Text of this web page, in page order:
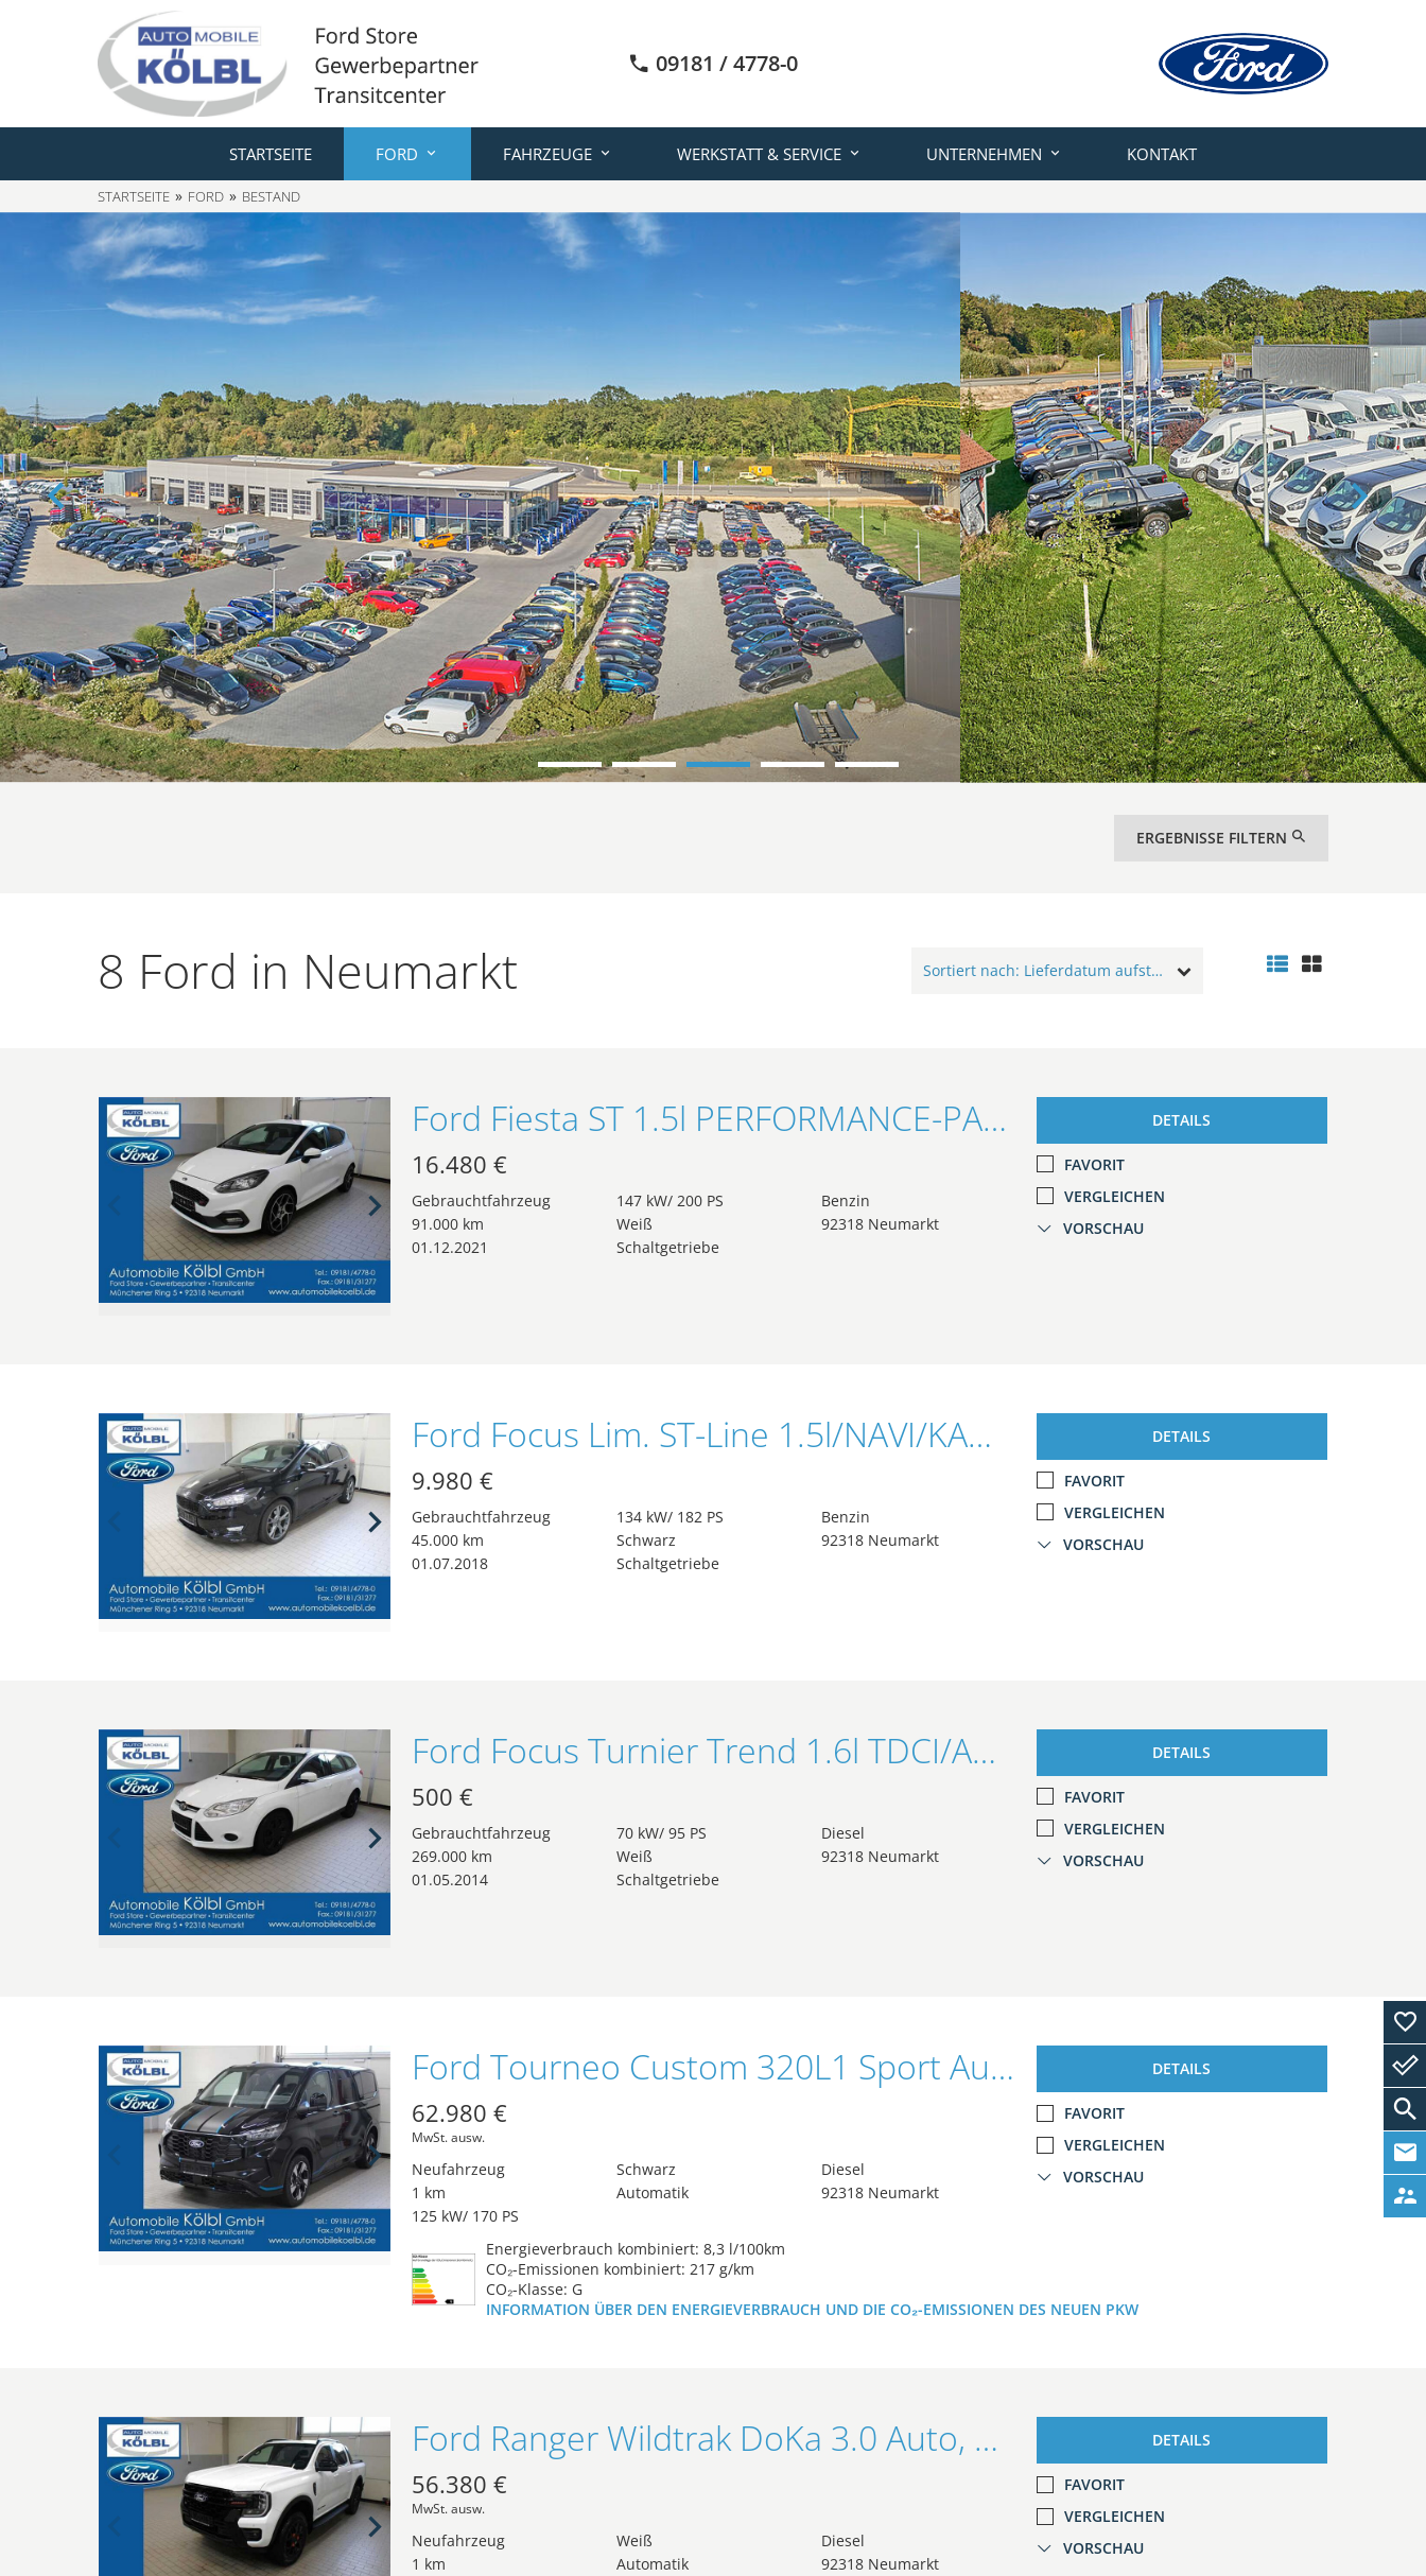
09181 / 4778-0
STARTSEITE FORD FAHRZEUGE WERKSTATT & SERVICE UNTERNEHMEN KONTAKT
STARTSEITE FORD BESTAND
ERGEBNISSE FILTERN
8 Ford in Neumarkt Sortiert nach: Lieferdatum aufsteigend
Ford Fiesta ST 1.5l PERFORMANCE-PAKET/RECARO/KAMERA/
16.480 €
Gebrauchtfahrzeug
91.000 km
01.12.2021
147 kW/ 200 PS
Weiß
Schaltgetriebe
Benzin
92318 Neumarkt
DETAILS
FAVORIT
VERGLEICHEN
VORSCHAU
Ford Focus Lim. ST-Line 1.5l/NAVI/KAMERA/SHZ/PDC/TEMP
9.980 €
Gebrauchtfahrzeug
45.000 km
01.07.2018
134 kW/ 182 PS
Schwarz
Schaltgetriebe
Benzin
92318 Neumarkt
DETAILS
FAVORIT
VERGLEICHEN
VORSCHAU
Ford Focus Turnier Trend 1.6l TDCI/AHK/KLIMA/RADIO
500 €
Gebrauchtfahrzeug
269.000 km
01.05.2014
70 kW/ 95 PS
Weiß
Schaltgetriebe
Diesel
92318 Neumarkt
DETAILS
FAVORIT
VERGLEICHEN
VORSCHAU
Ford Tourneo Custom 320L1 Sport Auto./AHK/B&O/LMR19&apos,&apos,
62.980 €
MwSt. ausw.
Neufahrzeug
1 km
125 kW/ 170 PS
Schwarz
Automatik
Diesel
92318 Neumarkt
Energieverbrauch kombiniert: 8,3 l/100km
CO₂-Emissionen kombiniert: 217 g/km
CO₂-Klasse: G
INFORMATION ÜBER DEN ENERGIEVERBRAUCH UND DIE CO₂-EMISSIONEN DES NEUEN PKW
DETAILS
FAVORIT
VERGLEICHEN
VORSCHAU
Ford Ranger Wildtrak DoKa 3.0 Auto, EL.ROLLO/AHK/iACC
56.380 €
MwSt. ausw.
Neufahrzeug
1 km
Weiß
Automatik
Diesel
92318 Neumarkt
DETAILS
FAVORIT
VERGLEICHEN
VORSCHAU